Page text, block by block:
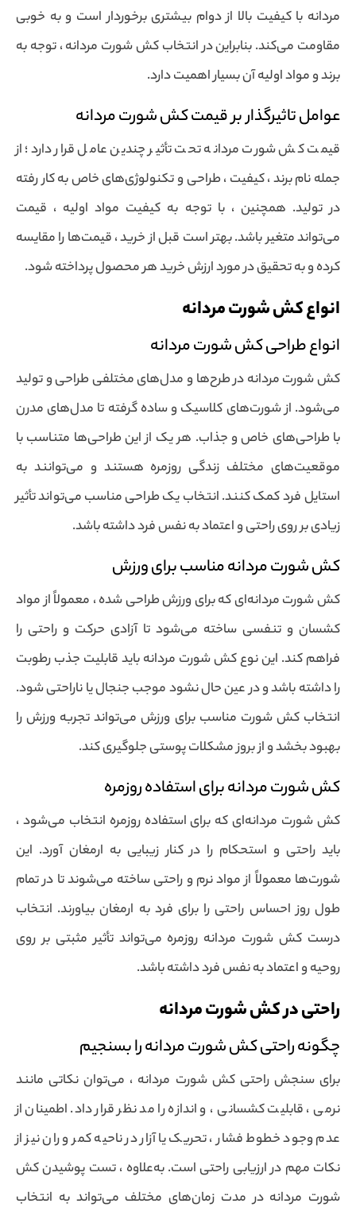
مردانه با کیفیت بالا از دوام بیشتری برخوردار است و به خوبی
مقاومت می‌کند. بنابراین در انتخاب کش شورت مردانه ، توجه به
برند و مواد اولیه آن بسیار اهمیت دارد.
عوامل تاثیرگذار بر قیمت کش شورت مردانه
قیمت کش شورت مردانه تحت تأثیر چندین عامل قرار دارد؛ از
جمله نام برند ، کیفیت ، طراحی و تکنولوژی‌های خاص به کار رفته
در تولید. همچنین ، با توجه به کیفیت مواد اولیه ، قیمت
می‌تواند متغیر باشد. بهتر است قبل از خرید ، قیمت‌ها را مقایسه
کرده و به تحقیق در مورد ارزش خرید هر محصول پرداخته شود.
انواع کش شورت مردانه
انواع طراحی کش شورت مردانه
کش شورت مردانه در طرح‌ها و مدل‌های مختلفی طراحی و تولید
می‌شود. از شورت‌های کلاسیک و ساده گرفته تا مدل‌های مدرن
با طراحی‌های خاص و جذاب. هر یک از این طراحی‌ها متناسب با
موقعیت‌های مختلف زندگی روزمره هستند و می‌توانند به
استایل فرد کمک کنند. انتخاب یک طراحی مناسب می‌تواند تأثیر
زیادی بر روی راحتی و اعتماد به نفس فرد داشته باشد.
کش شورت مردانه مناسب برای ورزش
کش شورت مردانه‌ای که برای ورزش طراحی شده ، معمولاً از مواد
کشسان و تنفسی ساخته می‌شود تا آزادی حرکت و راحتی را
فراهم کند. این نوع کش شورت مردانه باید قابلیت جذب رطوبت
را داشته باشد و در عین حال نشود موجب جنجال یا ناراحتی شود.
انتخاب کش شورت مناسب برای ورزش می‌تواند تجربه ورزش را
بهبود بخشد و از بروز مشکلات پوستی جلوگیری کند.
کش شورت مردانه برای استفاده روزمره
کش شورت مردانه‌ای که برای استفاده روزمره انتخاب می‌شود ،
باید راحتی و استحکام را در کنار زیبایی به ارمغان آورد. این
شورت‌ها معمولاً از مواد نرم و راحتی ساخته می‌شوند تا در تمام
طول روز احساس راحتی را برای فرد به ارمغان بیاورند. انتخاب
درست کش شورت مردانه روزمره می‌تواند تأثیر مثبتی بر روی
روحیه و اعتماد به نفس فرد داشته باشد.
راحتی در کش شورت مردانه
چگونه راحتی کش شورت مردانه را بسنجیم
برای سنجش راحتی کش شورت مردانه ، می‌توان نکاتی مانند
نرمی ، قابلیت کشسانی ، و اندازه را مد نظر قرار داد. اطمینان از
عدم وجود خطوط فشار ، تحریک یا آزار در ناحیه کمر و ران نیز از
نکات مهم در ارزیابی راحتی است. به‌علاوه ، تست پوشیدن کش
شورت مردانه در مدت زمان‌های مختلف می‌تواند به انتخاب